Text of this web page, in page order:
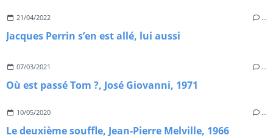
21/04/2022 …
Jacques Perrin s’en est allé, lui aussi
07/03/2021 …
Où est passé Tom ?, José Giovanni, 1971
10/05/2020 …
Le deuxième souffle, Jean-Pierre Melville, 1966